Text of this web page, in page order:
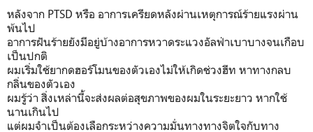
หลังจาก PTSD หรือ อาการเครียดหลังผ่านเหตุการณ์ร้ายแรงผ่าน
พ้นไป
อาการฝันร้ายยังมีอยู่บ้างอาการหวาดระแวงอัลฟ่าเบาบางจนเกือบ
เป็นปกติ
ผมเริ่มใช้ยากดฮอร์โมนของตัวเองไม่ให้เกิดช่วงฮีท หาทางกลบ
กลิ่นของตัวเอง
ผมรู้ว่า สิ่งเหล่านี้จะส่งผลต่อสุขภาพของผมในระยะยาว หากใช้
นานเกินไป
แต่ผมจำเป็นต้องเลือกระหว่างความมั่นทางทางจิตใจกับทาง